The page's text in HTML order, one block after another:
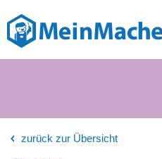
zurück zur Übersicht